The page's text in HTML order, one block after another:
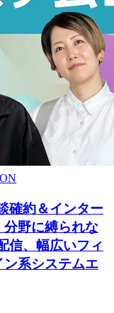
確約＆インター
分野に縛られな
信、幅広いフィ
系システムエ